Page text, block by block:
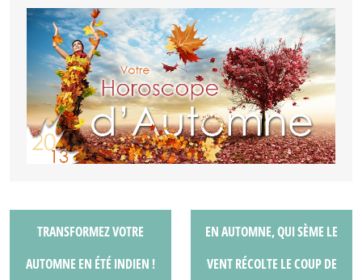
TRANSFORMEZ VOTRE
AUTOMNE EN ÉTÉ INDIEN !
EN AUTOMNE, QUI SÈME LE
VENT RÉCOLTE LE COUP DE